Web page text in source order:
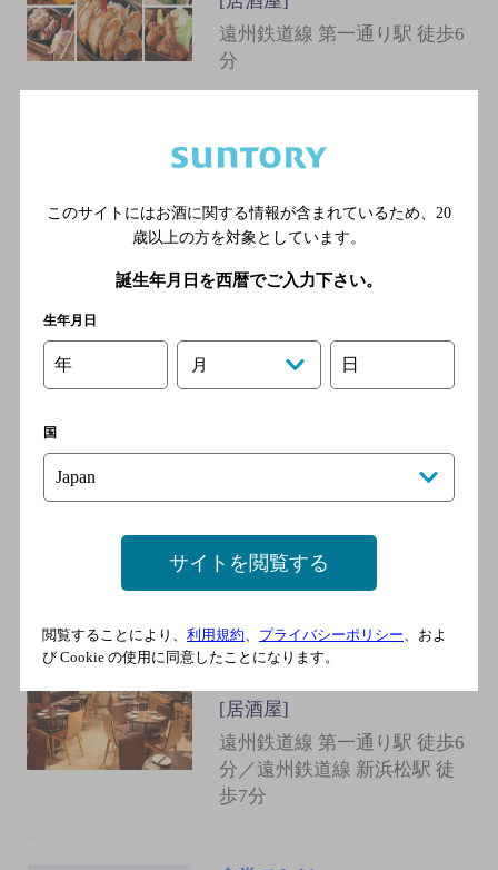
遠州鉄道線 第一通り駅 徒歩6
分
[居酒屋]
遠州鉄道 第一通り駅／遠州
鉄道 新浜松駅／遠州鉄道
線 浜松駅／ＪＲ東海道本
レガロ
遠州鉄道 第一通り駅／遠州
鉄道 新浜松駅／遠州鉄道
線 浜松駅／ＪＲ東海道本
線 浜松駅
ドリンク原価提供居酒屋 Aji
[居酒屋]
遠州鉄道線 第一通り駅 徒歩6
分／遠州鉄道線 新浜松駅 徒
歩7分
このサイトにはお酒に関する情報が含まれているため、 20
歳以上の方を対象としています。
誕生年月日を西暦でご入力下さい。
生年月日
年 月 日
国
サイトを閲覧する
閲覧することにより、 利用規約 プライバシーポリシー 、およ
び Cookie の使用に同意したことになります。